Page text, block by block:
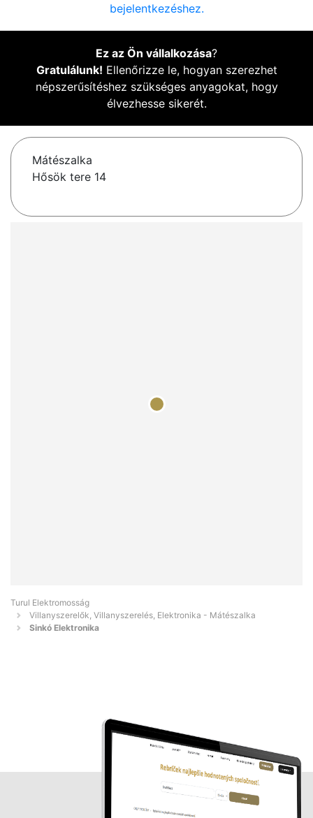
bejelentkezéshez.
Ez az Ön vállalkozása?
Gratulálunk! Ellenőrizze le, hogyan szerezhet
népszerűsítéshez szükséges anyagokat, hogy
élvezhesse sikerét.
Mátészalka
Hősök tere 14
Turul Elektromosság
Villanyszerelők, Villanyszerelés, Elektronika - Mátészalka
Sinkó Elektronika